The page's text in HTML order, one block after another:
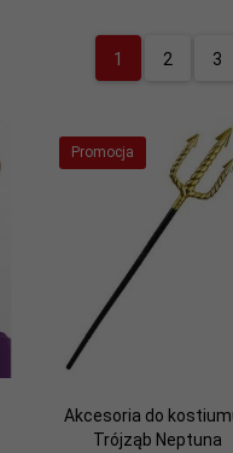
1 2 3
Promocja
Akcesoria do
Trójząb Neptuna